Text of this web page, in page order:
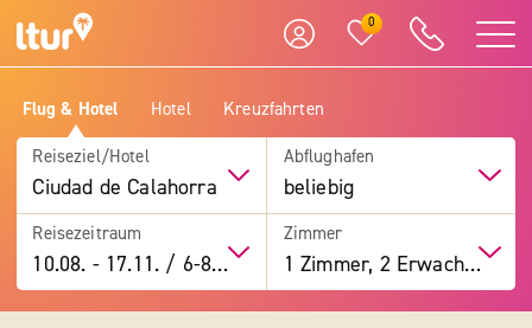
0
Flug & Hotel Hotel Kreuzfahrten
Reiseziel/Hotel
Ciudad de Calahorra
Abflughafen
beliebig
Reisezeitraum
10.08. -17.11. / 6-8 Tage
Zimmer
1 Zimmer, 2 Erwachsene